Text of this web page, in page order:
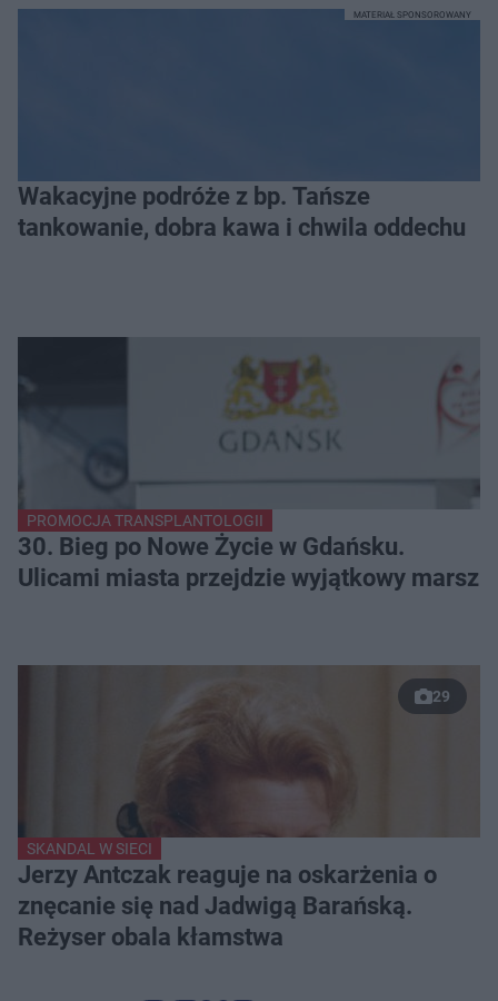
Wakacyjne podróże z bp. Tańsze
tankowanie, dobra kawa i chwila oddechu
MATERIAŁ SPONSOROWANY
PROMOCJA TRANSPLANTOLOGII
30. Bieg po Nowe Życie w Gdańsku.
Ulicami miasta przejdzie wyjątkowy marsz
29
SKANDAL W SIECI
Jerzy Antczak reaguje na oskarżenia o
znęcanie się nad Jadwigą Barańską.
Reżyser obala kłamstwa